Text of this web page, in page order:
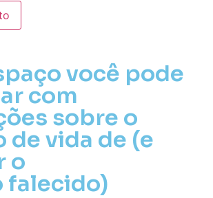
você pode
com
sobre o
de vida de (e
o
falecido)